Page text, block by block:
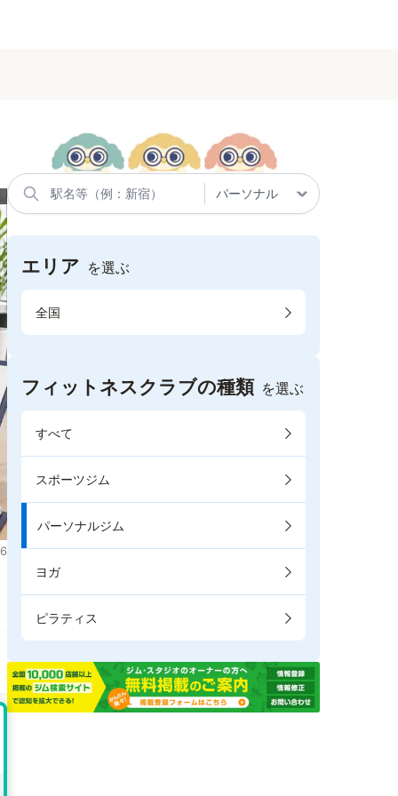
エリア を選ぶ
全国
フィットネスクラブの種類 を選ぶ
すべて
スポーツジム
パーソナルジム
ヨガ
ピラティス